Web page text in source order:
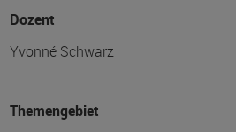
Dozent
Yvonné Schwarz
Themengebiet